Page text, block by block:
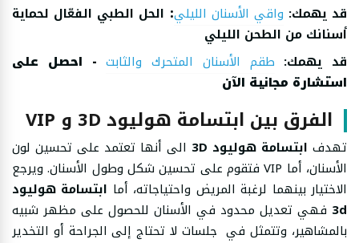
قد يهمك: واقي الأسنان الليلي: الحل الطبي الفعّال لحماية
أسنانك من الطحن الليلي
قد يهمك: طقم الأسنان المتحرك والثابت- احصل على
استشارة مجانية الآن
الفرق بين ابتسامة هوليود 3D و VIP
تهدف ابتسامة هوليود 3D
الى أنها تعتمد على تحسين لون
الأسنان، أما VIP فتقوم على تحسين شكل وطول الأسنان. ويرجع
الاختيار بينهما لرغبة المريض واحتياجاته، أما ابتسامة هوليود
3d فهي تعديل محدود في الأسنان للحصول على مظهر شبيه
بالمشاهير، وتتمثل في جلسات لا تحتاج إلى الجراحة أو التخدير